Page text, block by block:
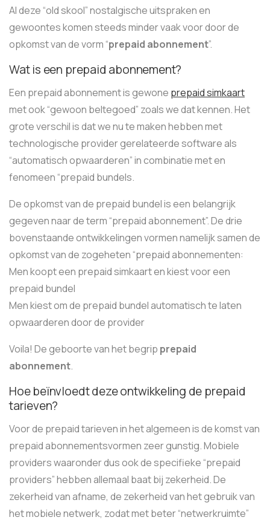
Al deze “old skool” nostalgische uitspraken en
gewoontes komen steeds minder vaak voor door de
opkomst van de vorm “prepaid abonnement”.
Wat is een prepaid abonnement?
Een prepaid abonnement is gewone prepaid simkaart
met ook “gewoon beltegoed” zoals we dat kennen. Het
grote verschil is dat we nu te maken hebben met
technologische provider gerelateerde software als
“automatisch opwaarderen” in combinatie met en
fenomeen “prepaid bundels.
De opkomst van de prepaid bundel is een belangrijk
gegeven naar de term “prepaid abonnement”. De drie
bovenstaande ontwikkelingen vormen namelijk samen de
opkomst van de zogeheten “prepaid abonnementen:
Men koopt een prepaid simkaart en kiest voor een
prepaid bundel
Men kiest om de prepaid bundel automatisch te laten
opwaarderen door de provider
Voila! De geboorte van het begrip prepaid
abonnement.
Hoe beïnvloedt deze ontwikkeling de prepaid
tarieven?
Voor de prepaid tarieven in het algemeen is de komst van
prepaid abonnementsvormen zeer gunstig. Mobiele
providers waaronder dus ook de specifieke “prepaid
providers” hebben allemaal baat bij zekerheid. De
zekerheid van afname, de zekerheid van het gebruik van
het mobiele netwerk, zodat met beter “netwerkruimte”